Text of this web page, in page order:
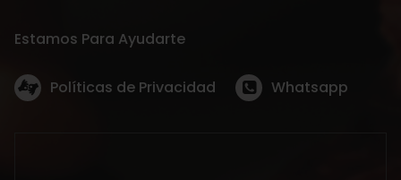
Estamos Para Ayudarte
Políticas de Privacidad Whatsapp